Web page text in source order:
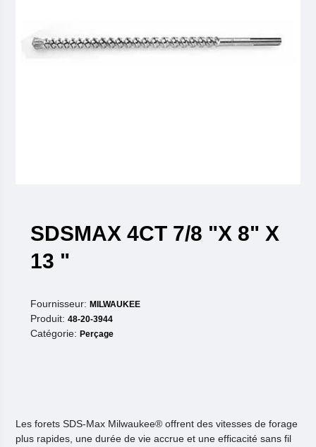
SDSMAX 4CT 7/8 "X 8" X
13 "
Fournisseur: MILWAUKEE
Produit: 48-20-3944
Catégorie: Perçage
Les forets SDS-Max Milwaukee® offrent des vitesses de forage
plus rapides, une durée de vie accrue et une efficacité sans fil